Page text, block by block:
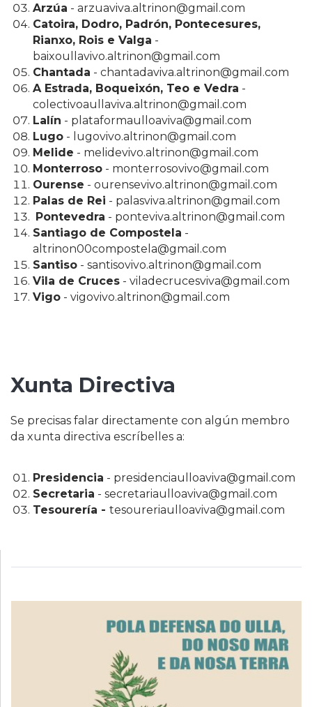
Arzúa - arzuaviva.altrinon@gmail.com
Catoira, Dodro, Padrón, Pontecesures,
Rianxo, Rois e Valga -
baixoullavivo.altrinon@gmail.com
Chantada - chantadaviva.altrinon@gmail.com
A Estrada, Boqueixón, Teo e Vedra -
colectivoaullaviva.altrinon@gmail.com
Lalín - plataformaulloaviva@gmail.com
Lugo - lugovivo.altrinon@gmail.com
Melide - melidevivo.altrinon@gmail.com
Monterroso - monterrosovivo@gmail.com
Ourense - ourensevivo.altrinon@gmail.com
Palas de Rei - palasviva.altrinon@gmail.com
Pontevedra - ponteviva.altrinon@gmail.com
Santiago de Compostela -
altrinon00compostela@gmail.com
Santiso - santisovivo.altrinon@gmail.com
Vila de Cruces - viladecrucesviva@gmail.com
Vigo - vigovivo.altrinon@gmail.com
Xunta Directiva
Se precisas falar directamente con algún membro
da xunta directiva escríbelles a:
Presidencia - presidenciaulloaviva@gmail.com
Secretaria - secretariaulloaviva@gmail.com
Tesourería - tesoureriaulloaviva@gmail.com